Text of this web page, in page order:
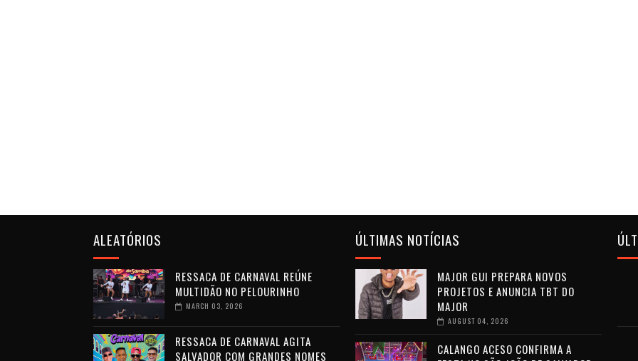
ALEATÓRIOS
RESSACA DE CARNAVAL REÚNE
MULTIDÃO NO PELOURINHO
MARCH 03, 2026
RESSACA DE CARNAVAL AGITA
SALVADOR COM GRANDES NOMES
ÚLTIMAS NOTÍCIAS
MAJOR GUI PREPARA NOVOS
PROJETOS E ANUNCIA TBT DO
MAJOR
AUGUST 04, 2026
CALANGO ACESO CONFIRMA A